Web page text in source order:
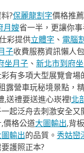
?保麗龍割字價格推
月嫂省一半，更讓你
彩提供立體字 、 電腦
子收費服務資訊懶人
坐月子、 新北市到府
有多項大型展覽會場
露營車玩秘境景點，
,送禮要送進心崁裡!北
起泛舟去​刺激安全
價格公道大圖輸出,背
輸出的品質。 秀姑巒
護照正本?